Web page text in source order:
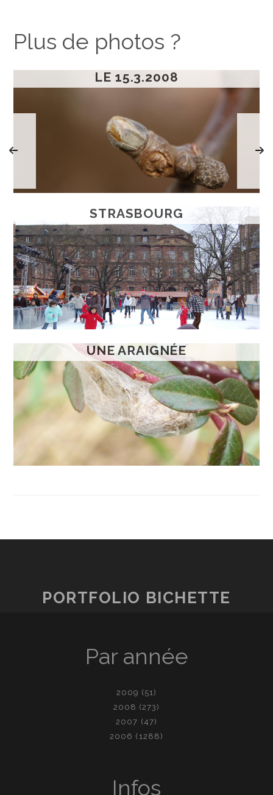
Plus de photos ?
LE 15.3.2008
STRASBOURG
UNE ARAIGNÉE
PORTFOLIO BICHETTE
Par année
2009 (51)
2008 (273)
2007 (47)
2006 (1288)
Infos